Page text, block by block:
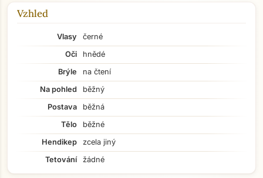
Vzhled
Vlasy
černé
Oči
hnědé
Brýle
na čtení
Na pohled
běžný
Postava
běžná
Tělo
běžné
Hendikep
zcela jiný
Tetování
žádné